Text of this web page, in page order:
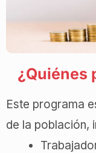
¿Quiénes
Este programa
de la población,